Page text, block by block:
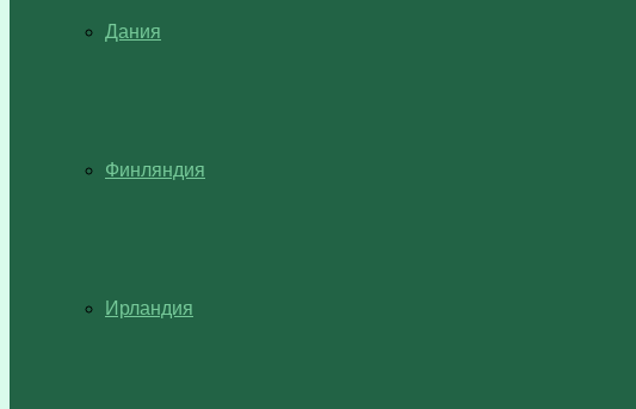
Дания
Финляндия
Ирландия